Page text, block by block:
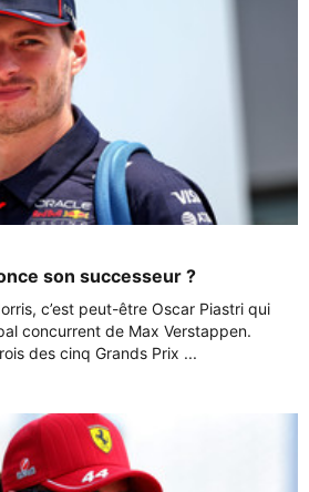
son successeur ?
c’est peut-être Oscar Piastri qui
concurrent de Max Verstappen.
des cinq Grands Prix ...